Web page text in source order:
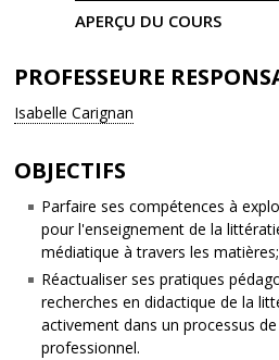
APERÇU DU COURS
PROFESSEURE
Isabelle Carignan
OBJECTIFS
Parfaire ses compétences à
pour l'enseignement de la
médiatique à travers les matières;
Réactualiser ses pratiques
recherches en didactique de la
activement dans un processus
professionnel.